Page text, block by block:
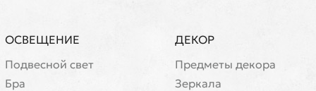
ОСВЕЩЕНИЕ
Подвесной свет
Бра
ДЕКОР
Предметы декора
Зеркала